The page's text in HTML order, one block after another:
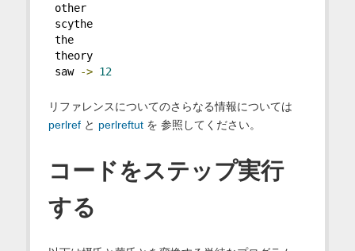
other
scythe
the
theory
saw -> 12
リファレンスについてのさらなる情報については
perlrefと perlreftutを 参照してください。
コードをステップ実行
する